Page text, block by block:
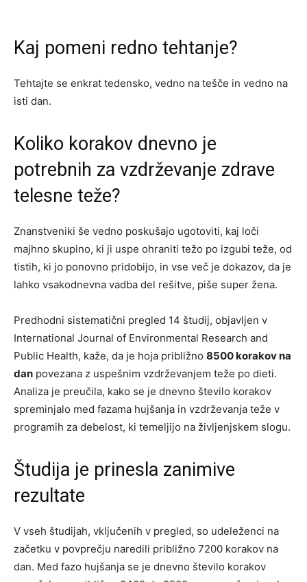
Kaj pomeni redno tehtanje?
Tehtajte se enkrat tedensko, vedno na tešče in vedno na
isti dan.
Koliko korakov dnevno je
potrebnih za vzdrževanje zdrave
telesne teže?
Znanstveniki še vedno poskušajo ugotoviti, kaj loči
majhno skupino, ki ji uspe ohraniti težo po izgubi teže, od
tistih, ki jo ponovno pridobijo, in vse več je dokazov, da je
lahko vsakodnevna vadba del rešitve, piše super žena.
Predhodni sistematični pregled 14 študij, objavljen v
International Journal of Environmental Research and
Public Health, kaže, da je hoja približno 8500 korakov na
dan povezana z uspešnim vzdrževanjem teže po dieti.
Analiza je preučila, kako se je dnevno število korakov
spreminjalo med fazama hujšanja in vzdrževanja teže v
programih za debelost, ki temeljijo na življenjskem slogu.
Študija je prinesla zanimive
rezultate
V vseh študijah, vključenih v pregled, so udeleženci na
začetku v povprečju naredili približno 7200 korakov na
dan. Med fazo hujšanja se je dnevno število korakov